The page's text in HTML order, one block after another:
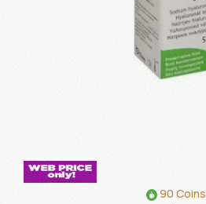
90 Coins